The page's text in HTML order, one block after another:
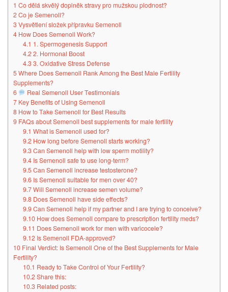
1 Co dělá skvělý doplněk stravy pro mužskou plodnost?
2Co je Semenoll?
3Vysvětlení složek přípravku Semenoll
4 How Does Semenoll Work?
4.1 1. Spermogenesis Support
4.22. Hormonal Boost
4.33. Oxidative Stress Defense
5Where Does Semenoll Rank Among the Best Male Fertility
Supplements?
6
Real Semenoll User Testimonials
7 Key Benefits of Using Semenoll
8 How to Take Semenoll for Best Results
9 FAQs about Semenoll best supplements for male fertility
9.1 What is Semenoll used for?
9.2How long before Semenoll starts working?
9.3Can Semenoll help with low sperm motility?
9.4Is Semenoll safe to use long-term?
9.5Can Semenoll increase testosterone?
9.6Is Semenoll suitable for men over 40?
9.7Will Semenoll increase semen volume?
9.8Does Semenoll have side effects?
9.9Can Semenoll help if my partner and I are trying to conceive?
9.10How does Semenoll compare to prescription fertility meds?
9.11 Does Semenoll work for men with varicocele?
9.12Is Semenoll FDA-approved?
10 Final Verdict: Is Semenoll One of the Best Supplements for Male
Fertility?
10.1 Ready to Take Control of Your Fertility?
10.2Share this:
10.3Related posts: